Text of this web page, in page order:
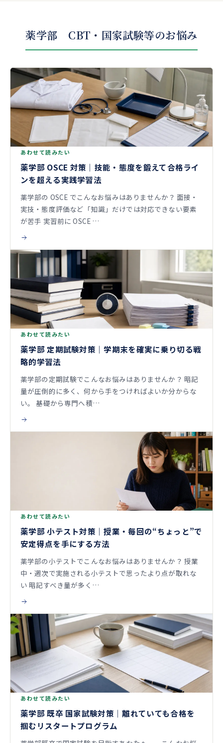
薬学部 CBT・国家試験等のお悩み
あわせて読みたい
薬学部 OSCE 対策｜技能・態度を鍛えて合格ライ
ンを超える実践学習法
薬学部の OSCE でこんなお悩みはありませんか？ 面接・
実技・態度評価など「知識」だけでは対応できない要素
が苦手 実習前に OSCE …
あわせて読みたい
薬学部 定期試験対策｜学期末を確実に乗り切る戦
略的学習法
薬学部の定期試験でこんなお悩みはありませんか？ 暗記
量が圧倒的に多く、何から手をつければよいか分からな
い。 基礎から専門へ積…
あわせて読みたい
薬学部 小テスト対策｜授業・毎回の“ちょっと”で
安定得点を手にする方法
薬学部の小テストでこんなお悩みはありませんか？ 授業
中・週次で実施される小テストで思ったより点が取れな
い 暗記すべき量が多く…
あわせて読みたい
薬学部 既卒 国家試験対策｜離れていても合格を
掴むリスタートプログラム